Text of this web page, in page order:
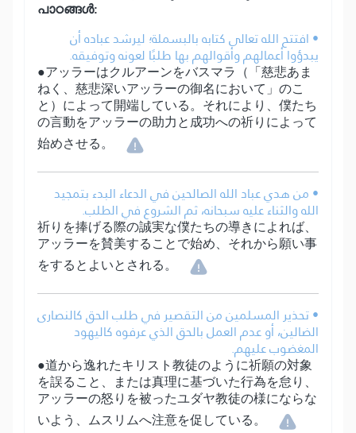
പാഠങ്ങൾ:
• افتتح الله تعالى كتابه بالبسملة؛ ليرشد عباده أن
يبدؤوا أعمالهم وأقوالهم بها طلبًا لعونه وتوفيقه.
●アッラーはクルアーンをバスマラ（「慈悲あま
ねく、慈悲深いアッラーの御名において」のこ
と）によって開端している。それにより、僕たち
の言動をアッラーの助力と成功への祈りによって
始めさせる。
• من هدي عباد الله الصالحين في الدعاء البدء بتمجيد
الله والثناء عليه سبحانه، ثم الشروع في الطلب.
祈りを捧げる際の誠実な僕たちの導きによれば、
アッラーを賛美することで始め、それから願い事
をするとよいとされる。
• تحذير المسلمين من التقصير في طلب الحق كالنصارى
الضالين، أو عدم العمل بالحق الذي عرفوه كاليهود
المغضوب عليهم.
●道から逸れたキリスト教徒のように祈願の対象
を誤ること、または真理に基づいた行為を怠り、
アッラーの怒りを被ったユダヤ教徒の様にならな
いよう、ムスリムへ注意を促している。